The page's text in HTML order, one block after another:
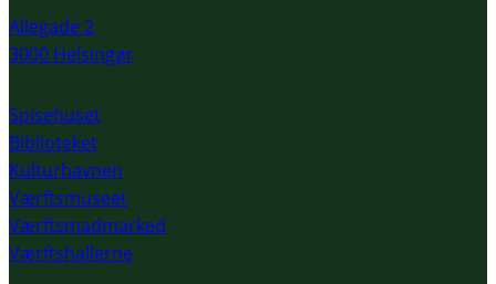
Allegade 2
3000 Helsingør
Spisehuset
Biblioteket
Kulturhavnen
Værftsmuseet
Værftsmadmarked
Værftshallerne